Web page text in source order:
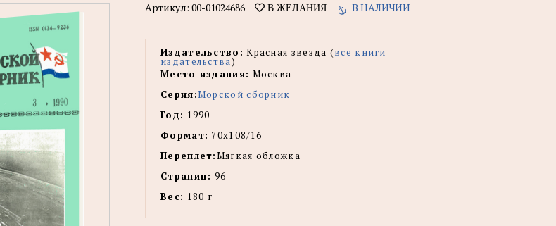
Артикул: 00-01024686 В ЖЕЛАНИЯ В НАЛИЧИИ
Издательство: Красная звезда (все книги
издательства)
Место издания: Москва
Серия:Морской сборник
Год: 1990
Формат: 70х108/16
Переплет:Мягкая обложка
Страниц: 96
Вес: 180 г